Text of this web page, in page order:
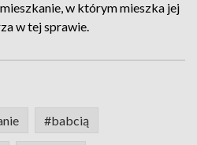
w którym mieszka jej
w tej sprawie.
#babcią